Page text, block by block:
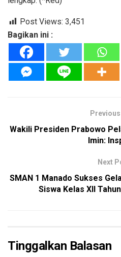
Post Views: 3,451
Bagikan ini :
Wakili Presiden Prabowo
Imin:
Next
SMAN 1 Manado Sukses
Siswa Kelas XII
Tinggalkan Balasan